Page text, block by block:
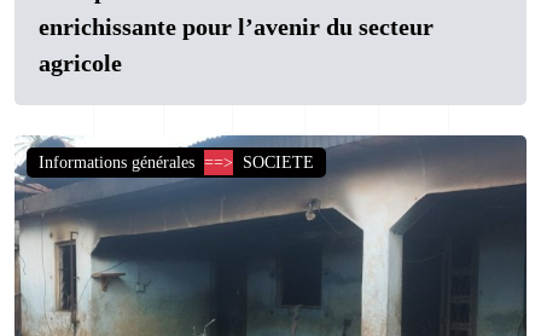
enrichissante pour l’avenir du secteur
agricole
Informations générales ==> SOCIETE